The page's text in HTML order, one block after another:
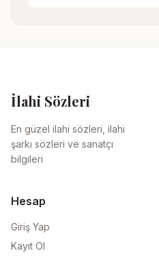
İlahi Sözleri
En güzel ilahi sözleri, ilahi
şarkı sözleri ve sanatçı
bilgileri
Hesap
Giriş Yap
Kayıt Ol